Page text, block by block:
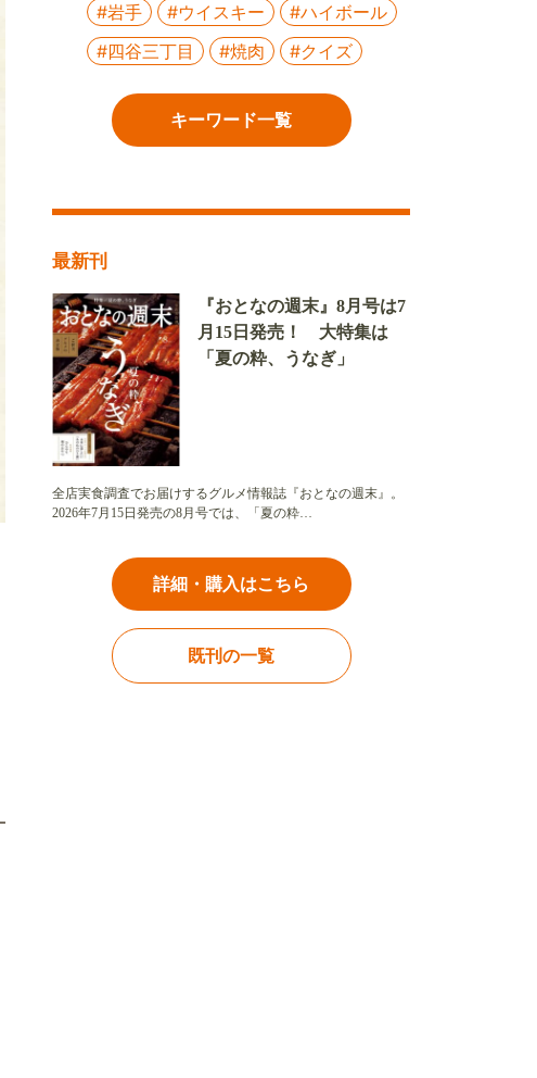
#岩手
#ウイスキー
#ハイボール
#四谷三丁目
#焼肉 #クイズ
キーワード一覧
最新刊
『おとなの週末』8月号は7
月15日発売！ 大特集は
「夏の粋、うなぎ」
全店実食調査でお届けするグルメ情報誌『おとなの週末』。
2026年7月15日発売の8月号では、「夏の粋…
詳細・購入はこちら
既刊の一覧